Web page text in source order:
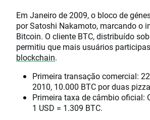
Em Janeiro de 2009, o bloco de
por Satoshi Nakamoto, marcando o
Bitcoin. O cliente BTC, distribuído
permitiu que mais usuários
blockchain.
Primeira transação comercial:
2010, 10.000 BTC por duas
Primeira taxa de câmbio oficial:
1 USD = 1.309 BTC.